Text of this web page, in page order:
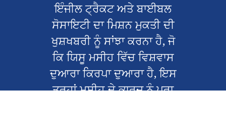
ਇੰਜੀਲ ਟ੍ਰੈਕਟ ਅਤੇ ਬਾਈਬਲ
ਸੋਸਾਇਟੀ ਦਾ ਮਿਸ਼ਨ ਮੁਕਤੀ ਦੀ
ਖੁਸ਼ਖਬਰੀ ਨੂੰ ਸਾਂਝਾ ਕਰਨਾ ਹੈ, ਜੋ
ਕਿ ਯਿਸੂ ਮਸੀਹ ਵਿੱਚ ਵਿਸ਼ਵਾਸ
ਦੁਆਰਾ ਕਿਰਪਾ ਦੁਆਰਾ ਹੈ, ਇਸ
ਤਰ੍ਹਾਂ ਮਸੀਹ ਦੇ ਕਾਰਜ ਨੂੰ ਪੂਰਾ